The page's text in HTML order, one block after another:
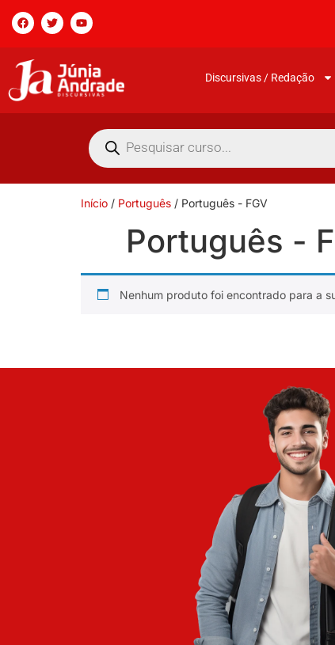
Discursivas / Redação
Início / Português / Português - FGV
Português -
Nenhum produto foi encontrado para a